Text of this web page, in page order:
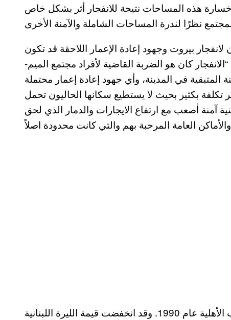
خسارة هذه المساحات نتيجة للانفجار أثر بشكل خاص
بيروت وجهود إعادة الإعمار اللاحقة قد تكون
كان هو الضربة القاضية لأفراد مجتمع الميم-
في المدينة، وأي جهود إعادة إعمار محتملة
تكلفة بكثير بحيث لا يستطيع سكانها الحاليون تحمل
أصعب مع ارتفاع الايجارات والدمار الذي لحق
يواجه لبنان أخطر أزمة اقتصادية منذ نهاية الحرب الأهلية عام 1990. وقد انخفضت قيمة الليرة اللبنانية